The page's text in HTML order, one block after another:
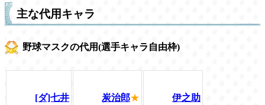
主な代用キャラ
野球マスクの代用(選手キャラ自由枠)
[ダ]七井 炭治郎★ 伊之助